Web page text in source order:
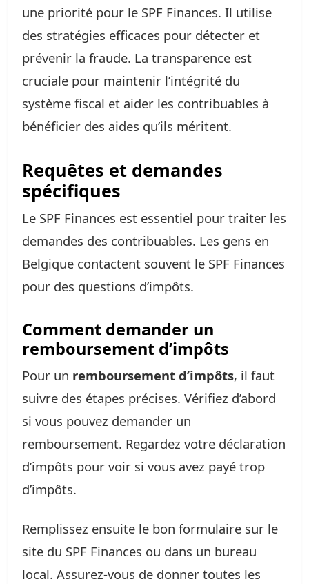
une priorité pour le SPF Finances. Il utilise
des stratégies efficaces pour détecter et
prévenir la fraude. La transparence est
cruciale pour maintenir l’intégrité du
système fiscal et aider les contribuables à
bénéficier des aides qu’ils méritent.
Requêtes et demandes
spécifiques
Le SPF Finances est essentiel pour traiter les
demandes des contribuables. Les gens en
Belgique contactent souvent le SPF Finances
pour des questions d’impôts.
Comment demander un
remboursement d’impôts
Pour un remboursement d’impôts, il faut
suivre des étapes précises. Vérifiez d’abord
si vous pouvez demander un
remboursement. Regardez votre déclaration
d’impôts pour voir si vous avez payé trop
d’impôts.
Remplissez ensuite le bon formulaire sur le
site du SPF Finances ou dans un bureau
local. Assurez-vous de donner toutes les